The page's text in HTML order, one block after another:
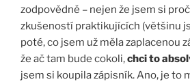
zodpovědně – nejen že jsem si
zkušeností praktikujících (většinu
poté, co jsem už měla zaplacenou
že ač tam bude cokoli,chci to
jsem si koupila zápisník. Ano, je to